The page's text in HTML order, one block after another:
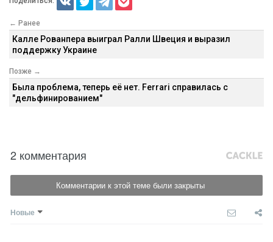
← Ранее
Калле Рованпера выиграл Ралли Швеция и выразил
поддержку Украине
Позже →
Была проблема, теперь её нет. Ferrari справилась с
"дельфинированием"
2 комментария
Комментарии к этой теме были закрыты
Новые